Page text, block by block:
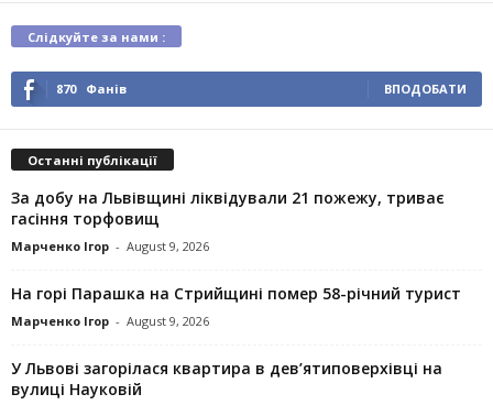
Слідкуйте за нами :
870 Фанів ВПОДОБАТИ
Останні публікації
За добу на Львівщині ліквідували 21 пожежу, триває
гасіння торфовищ
Марченко Ігор - August 9, 2026
На горі Парашка на Стрийщині помер 58-річний турист
Марченко Ігор - August 9, 2026
У Львові загорілася квартира в дев’ятиповерхівці на
вулиці Науковій